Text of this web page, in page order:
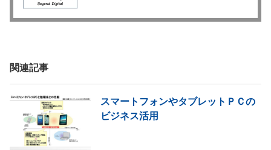
関連記事
スマートフォンやタブレットＰＣの
ビジネス活用